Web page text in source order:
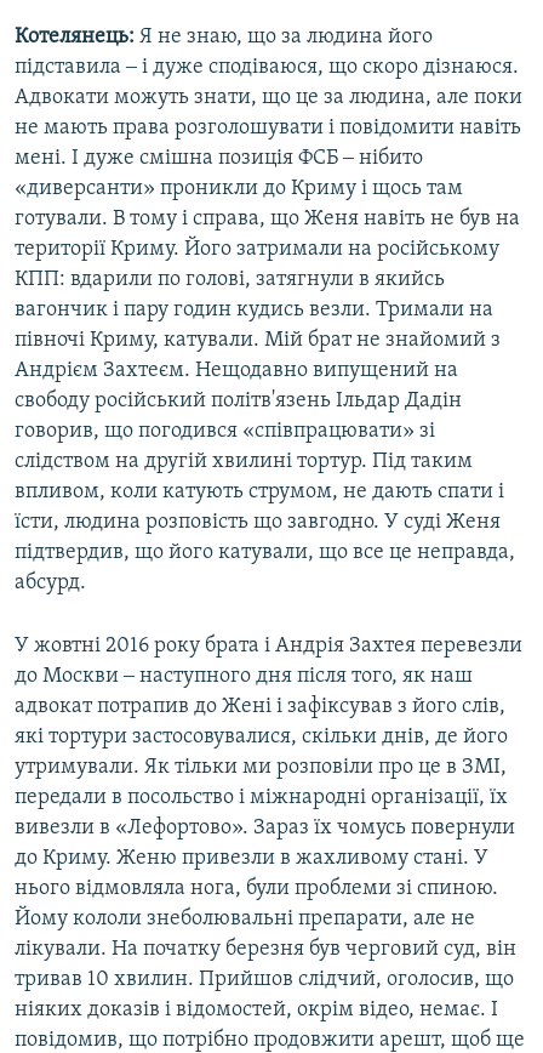
Котелянець: Я не знаю, що за людина його
підставила ‒ і дуже сподіваюся, що скоро дізнаюся.
Адвокати можуть знати, що це за людина, але поки
не мають права розголошувати і повідомити навіть
мені. І дуже смішна позиція ФСБ ‒ нібито
«диверсанти» проникли до Криму і щось там
готували. В тому і справа, що Женя навіть не був на
території Криму. Його затримали на російському
КПП: вдарили по голові, затягнули в якийсь
вагончик і пару годин кудись везли. Тримали на
півночі Криму, катували. Мій брат не знайомий з
Андрієм Захтеєм. Нещодавно випущений на
свободу російський політв'язень Ільдар Дадін
говорив, що погодився «співпрацювати» зі
слідством на другій хвилині тортур. Під таким
впливом, коли катують струмом, не дають спати і
їсти, людина розповість що завгодно. У суді Женя
підтвердив, що його катували, що все це неправда,
абсурд.
У жовтні 2016 року брата і Андрія Захтея перевезли
до Москви ‒ наступного дня після того, як наш
адвокат потрапив до Жені і зафіксував з його слів,
які тортури застосовувалися, скільки днів, де його
утримували. Як тільки ми розповіли про це в ЗМІ,
передали в посольство і міжнародні організації, їх
вивезли в «Лефортово». Зараз їх чомусь повернули
до Криму. Женю привезли в жахливому стані. У
нього відмовляла нога, були проблеми зі спиною.
Йому кололи знеболювальні препарати, але не
лікували. На початку березня був черговий суд, він
тривав 10 хвилин. Прийшов слідчий, оголосив, що
ніяких доказів і відомостей, окрім відео, немає. І
повідомив, що потрібно продовжити арешт, щоб ще